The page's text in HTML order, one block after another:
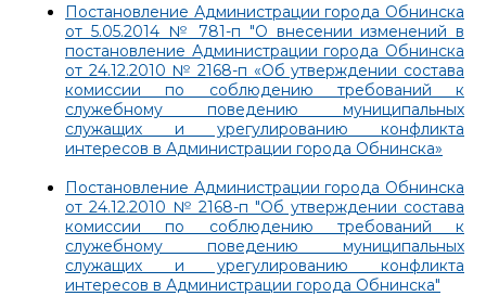
Постановление Администрации города Обнинска
от 5.05.2014 № 781-п "О внесении изменений в
постановление Администрации города Обнинска
от 24.12.2010 № 2168-п «Об утверждении состава
комиссии по соблюдению требований к
служебному поведению муниципальных
служащих и урегулированию конфликта
интересов в Администрации города Обнинска»
Постановление Администрации города Обнинска
от 24.12.2010 № 2168-п "Об утверждении состава
комиссии по соблюдению требований к
служебному поведению муниципальных
служащих и урегулированию конфликта
интересов в Администрации города Обнинска"